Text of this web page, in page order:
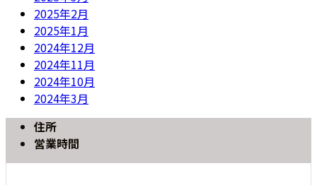
2025年2月
2025年1月
2024年12月
2024年11月
2024年10月
2024年3月
住所
営業時間